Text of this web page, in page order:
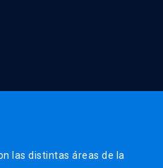
las distintas áreas de la